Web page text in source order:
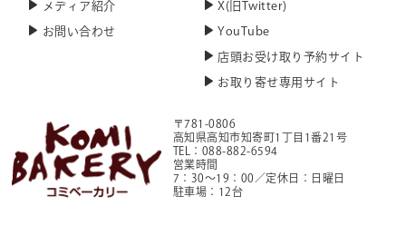
〒781-0806
高知県高知市知寄町1丁目1番21号
TEL：088-882-6594
営業時間
7：30～19：00／定休日：日曜日
駐車場：12台
メディア紹介
お問い合わせ
X(旧Twitter)
YouTube
店頭お受け取り予約サイト
お取り寄せ専用サイト